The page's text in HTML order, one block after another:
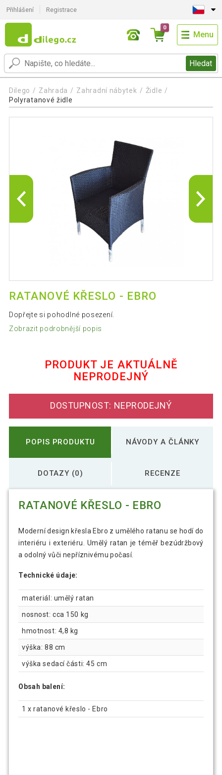
Přihlášení Registrace
Hledat
0
Menu
Dilego Zahrada Zahradní nábytek
Židle
Polyratanové židle
RATANOVÉ KŘESLO - EBRO
Dopřejte si pohodlné posezení.
Zobrazit podrobnější popis
PRODUKT JE AKTUÁLNĚ
NEPRODEJNÝ
DOSTUPNOST: NEPRODEJNÝ
POPIS PRODUKTU NÁVODY A ČLÁNKY
DOTAZY (0) RECENZE
RATANOVÉ KŘESLO - EBRO
Moderní design křesla Ebro z umělého ratanu se hodí do
interiéru i exteriéru. Umělý ratan je téměř bezúdržbový
a odolný vůči nepříznivému počasí.
Technické údaje:
materiál: umělý ratan
nosnost: cca 150 kg
hmotnost: 4,8 kg
výška: 88 cm
výška sedací části: 45 cm
Obsah balení:
1 x ratanové křeslo - Ebro